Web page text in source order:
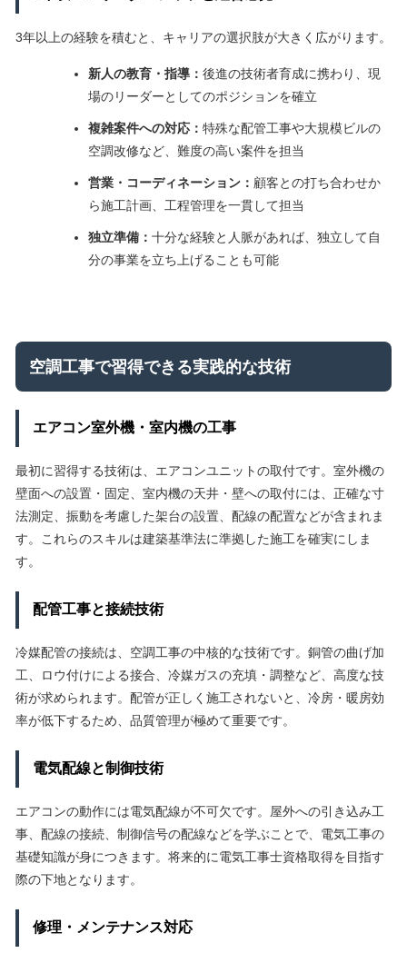
3年以上の経験を積むと、キャリアの選択肢が大きく広がります。
新人の教育・指導： 後進の技術者育成に携わり、現
場のリーダーとしてのポジションを確立
複雑案件への対応： 特殊な配管工事や大規模ビルの
空調改修など、難度の高い案件を担当
営業・コーディネーション： 顧客との打ち合わせか
ら施工計画、工程管理を一貫して担当
独立準備： 十分な経験と人脈があれば、独立して自
分の事業を立ち上げることも可能
空調工事で習得できる実践的な技術
エアコン室外機・室内機の工事
最初に習得する技術は、エアコンユニットの取付です。室外機の
壁面への設置・固定、室内機の天井・壁への取付には、正確な寸
法測定、振動を考慮した架台の設置、配線の配置などが含まれま
す。これらのスキルは建築基準法に準拠した施工を確実にしま
す。
配管工事と接続技術
冷媒配管の接続は、空調工事の中核的な技術です。銅管の曲げ加
工、ロウ付けによる接合、冷媒ガスの充填・調整など、高度な技
術が求められます。配管が正しく施工されないと、冷房・暖房効
率が低下するため、品質管理が極めて重要です。
電気配線と制御技術
エアコンの動作には電気配線が不可欠です。屋外への引き込み工
事、配線の接続、制御信号の配線などを学ぶことで、電気工事の
基礎知識が身につきます。将来的に電気工事士資格取得を目指す
際の下地となります。
修理・メンテナンス対応